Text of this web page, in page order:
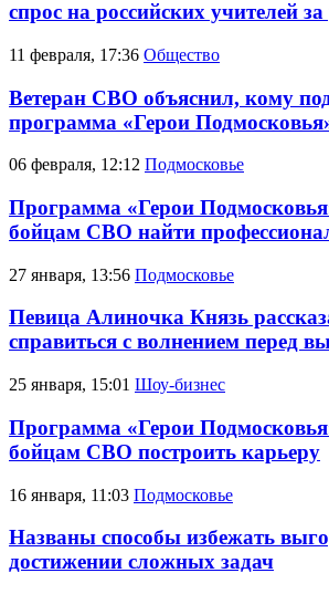
спрос на российских учителей
11 февраля, 17:36 Общество
Ветеран СВО объяснил, кому
программа «Герои
06 февраля, 12:12 Подмосковье
Программа «Герои
бойцам СВО найти
27 января, 13:56 Подмосковье
Певица Алиночка Князь
справиться с волнением перед
25 января, 15:01 Шоу-бизнес
Программа «Герои
бойцам СВО построить карьеру
16 января, 11:03 Подмосковье
Названы способы избежать
достижении сложных задач